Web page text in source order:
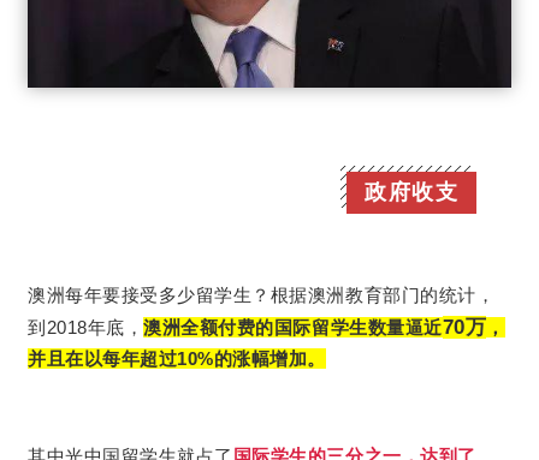
政府收支
澳洲每年要接受多少留学生？根据澳洲教育部门的统计，
到2018年底，澳洲全额付费的国际留学生数量逼近70万 ，
并且在以每年超过10%的涨幅增加。
其中光中国留学生就占了 国际学生的三分之一，达到了